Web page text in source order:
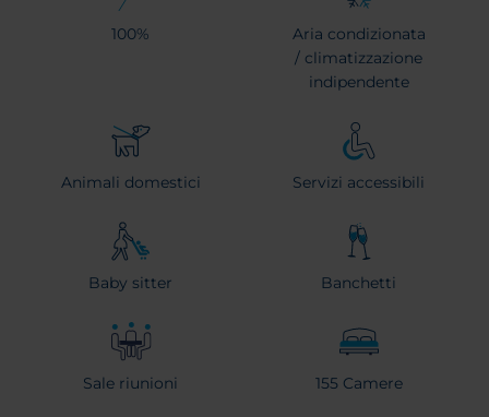
100%
Aria condizionata
/ climatizzazione
indipendente
Animali domestici Servizi accessibili
Baby sitter Banchetti
Sale riunioni 155 Camere